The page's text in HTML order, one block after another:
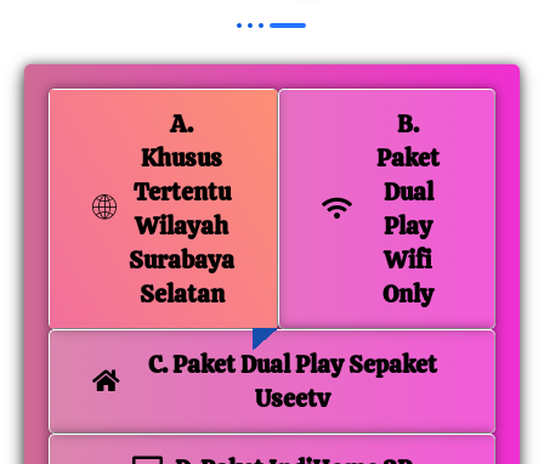
A.
Khusus
Tertentu
Wilayah
Surabaya
Selatan
B.
Paket
Dual
Play
Wifi
Only
C. Paket Dual Play Sepaket
Useetv